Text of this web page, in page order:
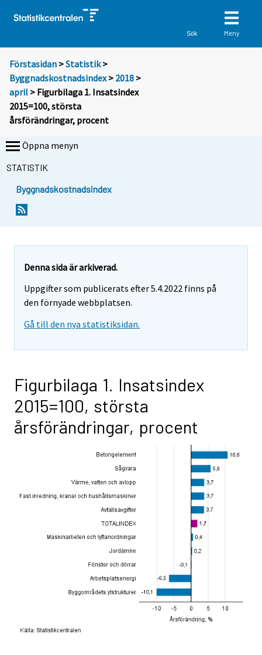
Sök Meny
Förstasidan >Statistik >
Byggnadskostnadsindex> 2018 >
april > Figurbilaga 1. Insatsindex
2015=100, största
årsförändringar, procent
Öppna menyn
STATISTIK
Byggnadskostnadsindex
Denna sida är arkiverad.
Uppgifter som publicerats efter 5.4.2022 finns på
den förnyade webbplatsen.
Gå till den nya statistiksidan.
Figurbilaga 1. Insatsindex
2015=100, största
årsförändringar, procent